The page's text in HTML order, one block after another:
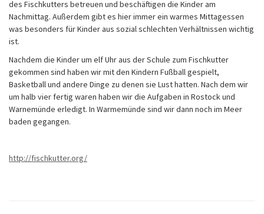
des Fischkutters betreuen und beschäftigen die Kinder am
Nachmittag. Außerdem gibt es hier immer ein warmes Mittagessen
was besonders für Kinder aus sozial schlechten Verhältnissen wichtig
ist.
Nachdem die Kinder um elf Uhr aus der Schule zum Fischkutter
gekommen sind haben wir mit den Kindern Fußball gespielt,
Basketball und andere Dinge zu denen sie Lust hatten. Nach dem wir
um halb vier fertig waren haben wir die Aufgaben in Rostock und
Warnemünde erledigt. In Warmemünde sind wir dann noch im Meer
baden gegangen.
http://fischkutter.org/